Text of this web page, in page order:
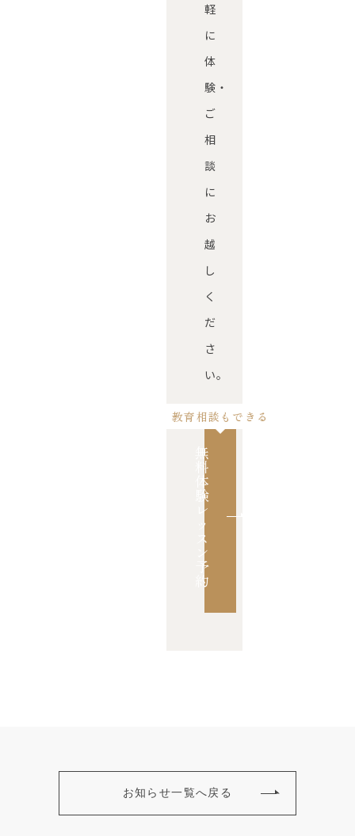
軽
に
体
験・
ご
相
談
に
お
越
し
く
だ
さ
い。
教育相談もできる
無
料
体
験
レ
ッ
ス
ン
予
約
お知らせ一覧へ戻る